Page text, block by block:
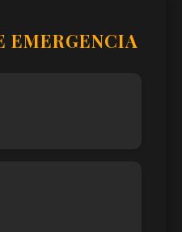
EMERGENCIA